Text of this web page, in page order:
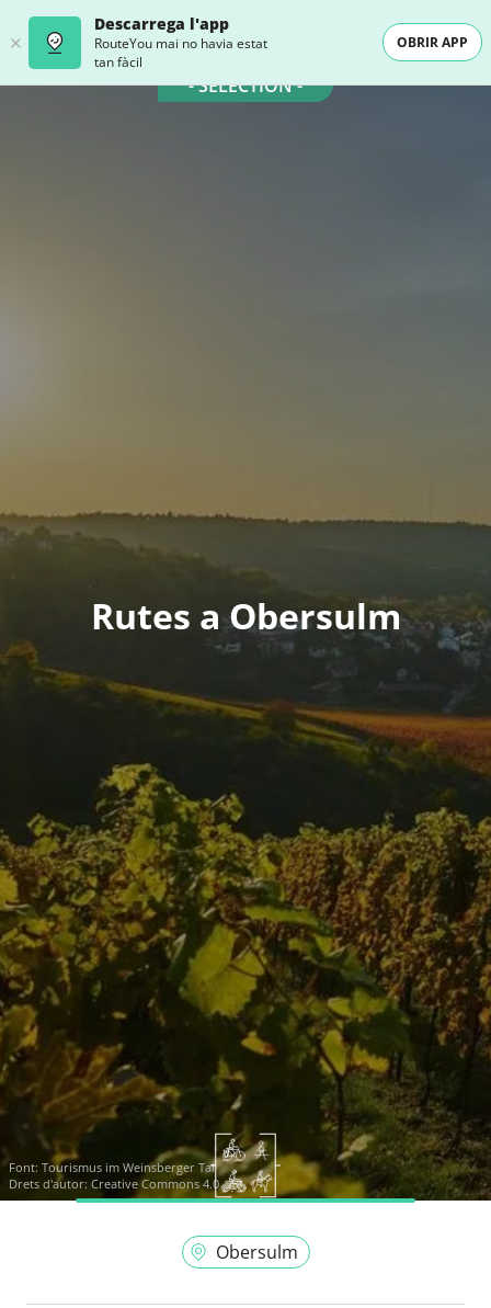
Descarrega l'app
RouteYou mai no havia estat
tan fàcil
OBRIR APP
- SELECTION -
Rutes a Obersulm
Font: Tourismus im Weinsberger Tal
Drets d'autor: Creative Commons 4.0
Obersulm